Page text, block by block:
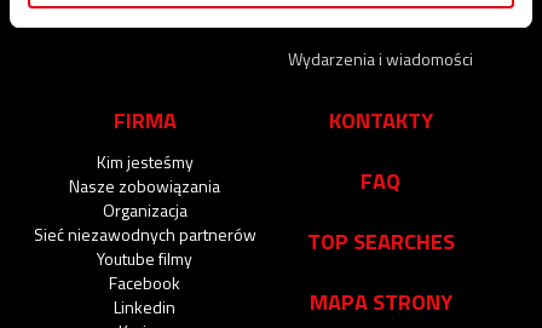
WIADOMOŚCI
Wydarzenia i wiadomości
FIRMA
Kim jesteśmy
Nasze zobowiązania
Organizacja
Sieć niezawodnych partnerów
Youtube filmy
Facebook
Linkedin
KONTAKTY
FAQ
TOP SEARCHES
MAPA STRONY